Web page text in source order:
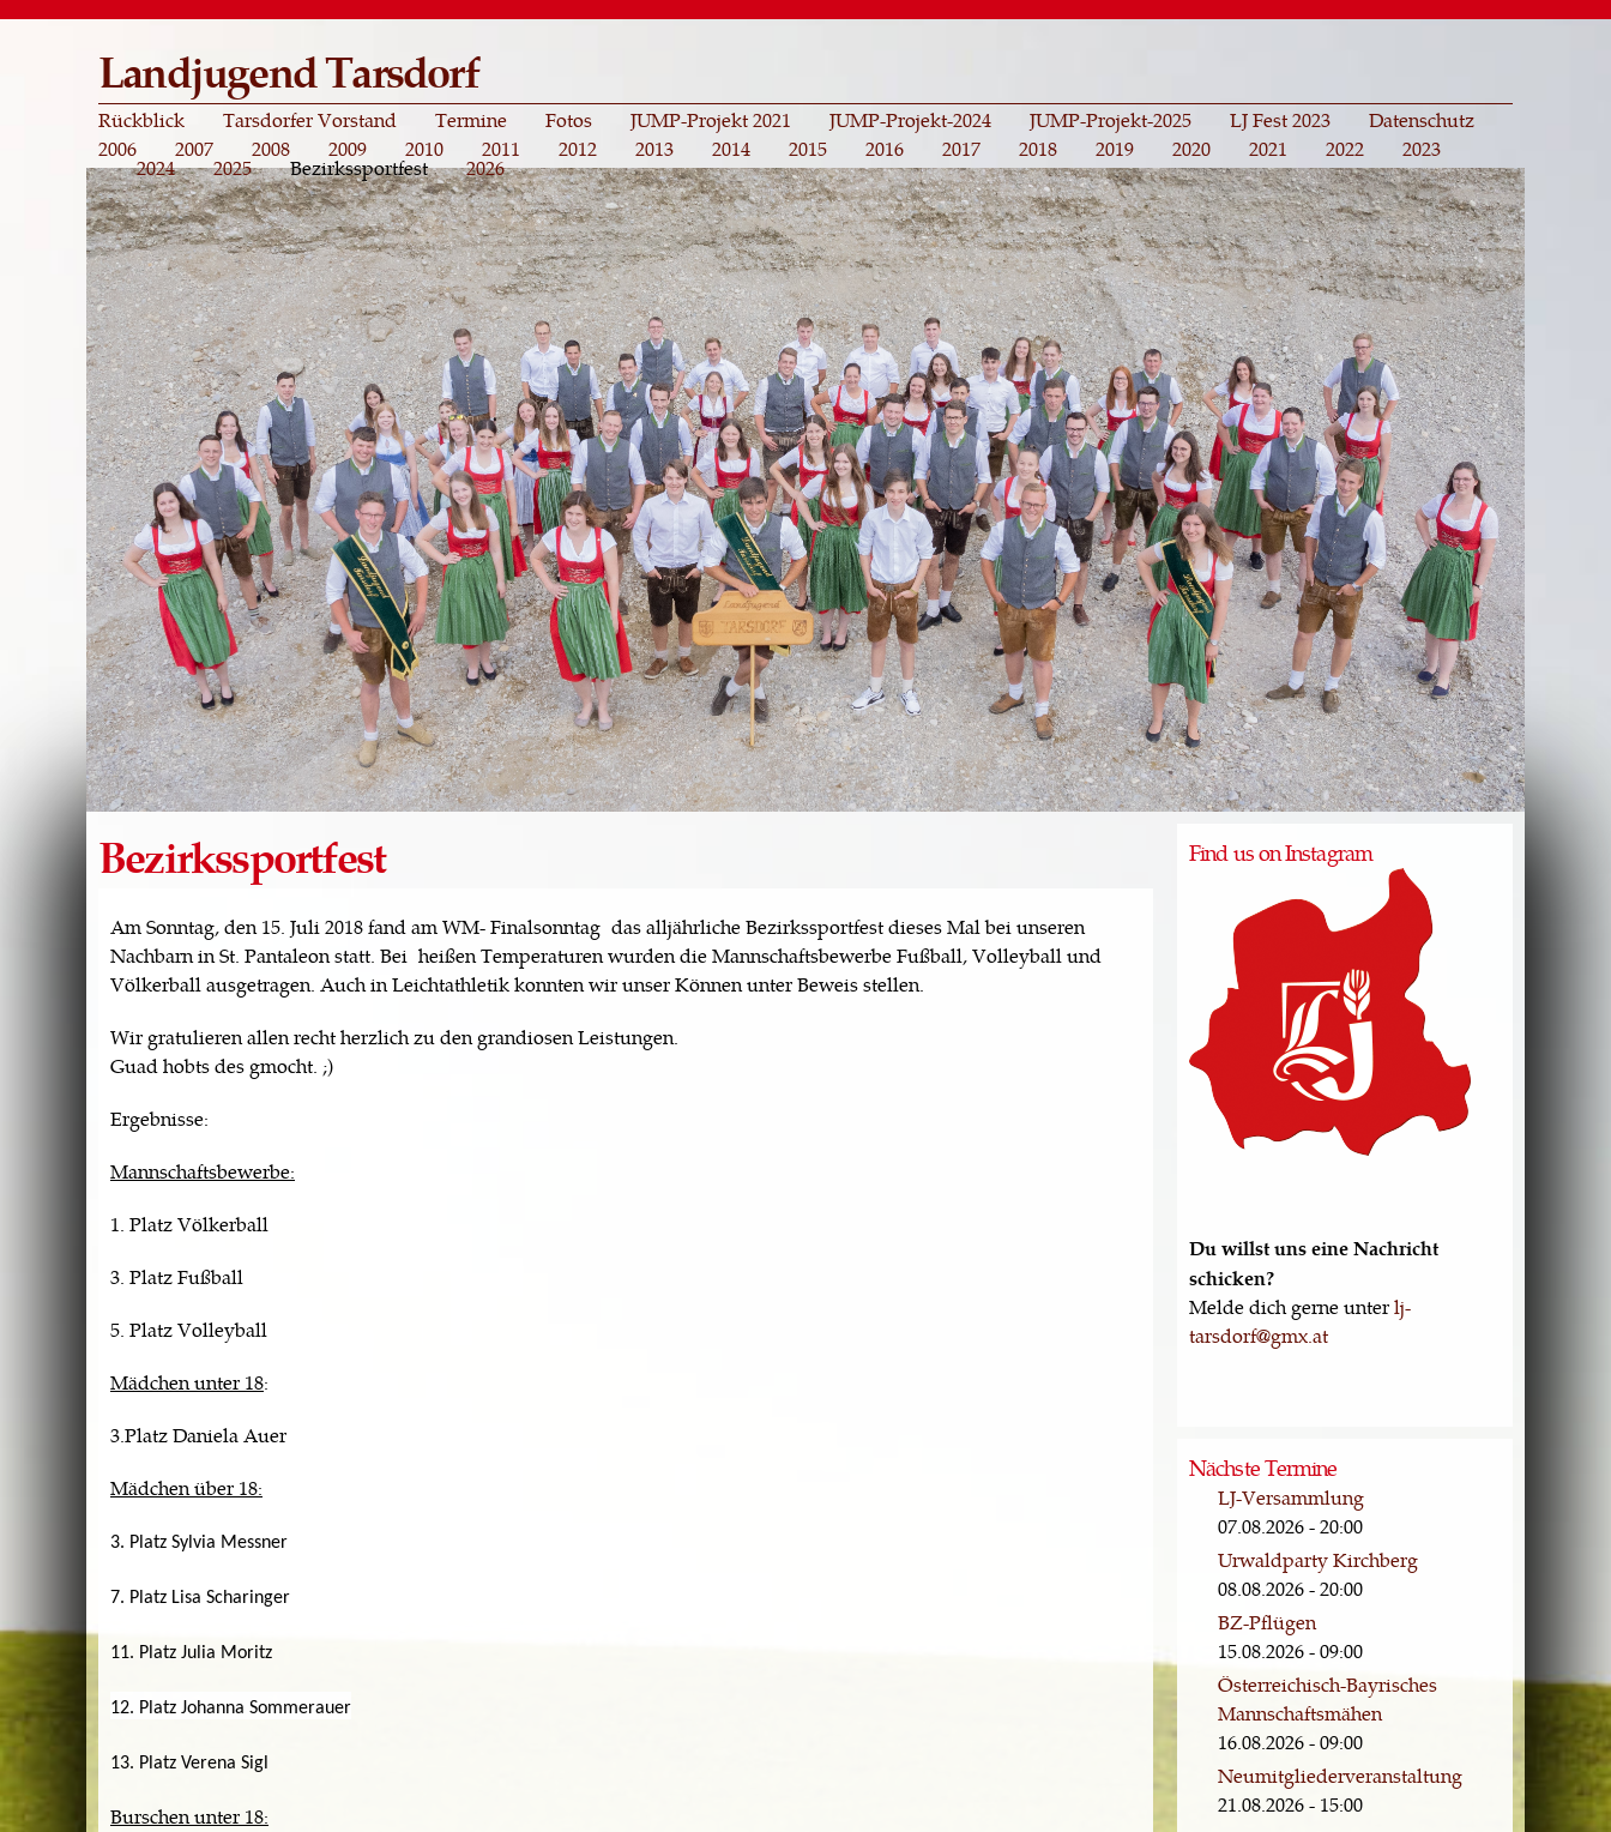
Direkt
Landjugend Tarsdorf
Rückblick Tarsdorfer Vorstand Termine
Fotos
2006
2007 2008 2009 2010 2011 2012 2013 2014 2015 2016 2017 2018 2019 2020 2021 2022 2023
2024 2025 Bezirkssportfest 2026
JUMP-Projekt 2021 JUMP-Projekt-2024 JUMP-Projekt-2025 LJ Fest 2023 Datenschutz
Bezirkssportfest
Am Sonntag, den 15. Juli 2018 fand am WM- Finalsonntag das alljährliche Bezirkssportfest dieses Mal bei unseren
Nachbarn in St. Pantaleon statt. Bei heißen Temperaturen wurden die Mannschaftsbewerbe Fußball, Volleyball und
Völkerball ausgetragen. Auch in Leichtathletik konnten wir unser Können unter Beweis stellen.
Wir gratulieren allen recht herzlich zu den grandiosen Leistungen.
Guad hobts des gmocht. ;)
Ergebnisse:
Mannschaftsbewerbe:
1. Platz Völkerball
3. Platz Fußball
5. Platz Volleyball
Mädchen unter 18:
3.Platz Daniela Auer
Mädchen über 18:
3. Platz Sylvia Messner
7. Platz Lisa Scharinger
11. Platz Julia Moritz
12. Platz Johanna Sommerauer
13. Platz Verena Sigl
Burschen unter 18:
Find us on Instagram
Du willst uns eine Nachricht
schicken?
Melde dich gerne unterlj-
tarsdorf@gmx.at
Nächste Termine
LJ-Versammlung
07.08.2026 - 20:00
Urwaldparty Kirchberg
08.08.2026 - 20:00
BZ-Pflügen
15.08.2026 - 09:00
Österreichisch-Bayrisches
Mannschaftsmähen
16.08.2026 - 09:00
Neumitgliederveranstaltung
21.08.2026 - 15:00